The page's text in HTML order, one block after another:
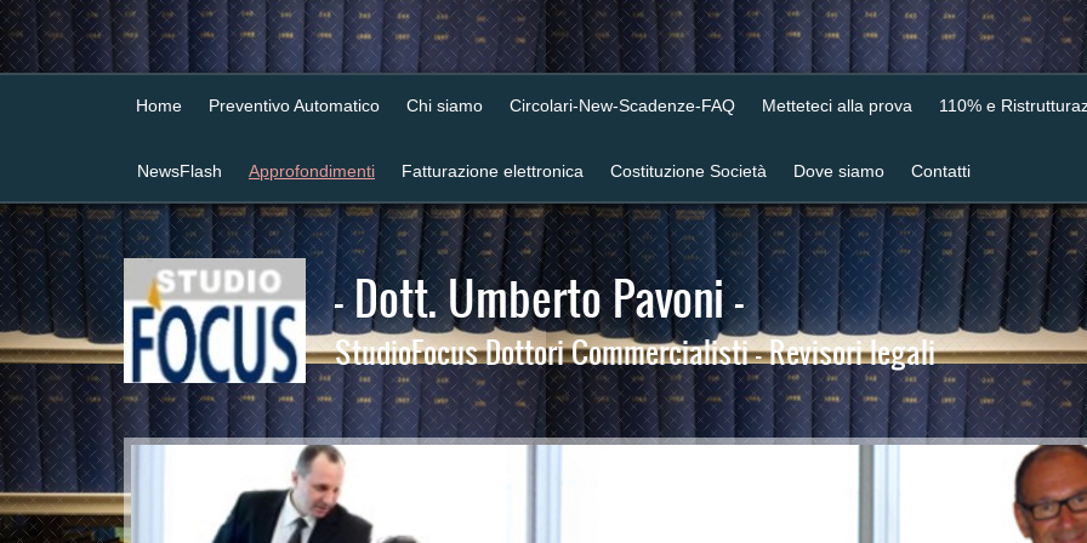
Home Preventivo Automatico Chi siamo Circolari-New-Scadenze-FAQ Metteteci alla prova 110% e
NewsFlash Approfondimenti Fatturazione elettronica Costituzione Società Dove siamo Contatti
- Dott. Umberto Pavoni -
StudioFocus Dottori Commercialisti - Revisori legali